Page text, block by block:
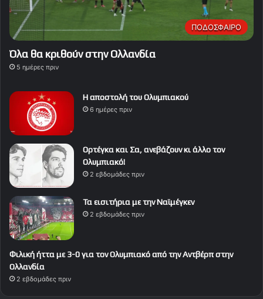
ΠΟΔΟΣΦΑΙΡΟ
Όλα θα κριθούν στην Ολλανδία
5 ημέρες πριν
Η αποστολή του Ολυμπιακού
6 ημέρες πριν
Ορτέγκα και Σα, ανεβάζουν κι άλλο τον
Ολυμπιακό!
2 εβδομάδες πριν
Τα εισιτήρια με την Ναϊμέγκεν
2 εβδομάδες πριν
Φιλική ήττα με 3-0 για τον Ολυμπιακό από την Αντβέρπ στην
Ολλανδία
2 εβδομάδες πριν